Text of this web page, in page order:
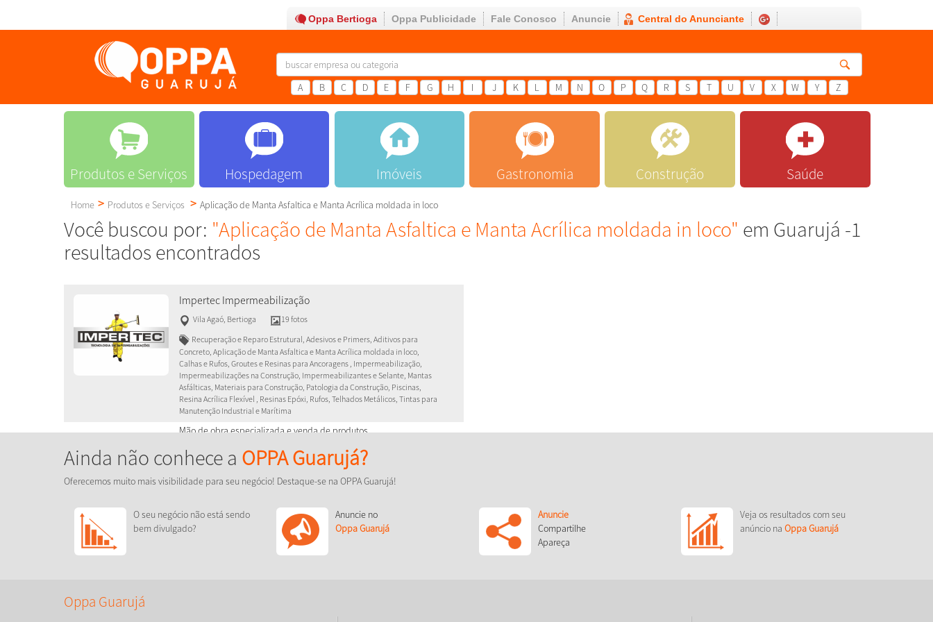
Oppa Bertioga Oppa Publicidade Fale Conosco Anuncie Central do Anunciante
A B C D E F G H I J K L M N O P Q R S T U V X W Y Z
Produtos e Serviços Hospedagem Imóveis Gastronomia Construção Saúde
Home Produtos e Serviços Aplicação de Manta Asfaltica e Manta Acrílica moldada in loco
Você buscou por: "Aplicação de Manta Asfaltica e Manta Acrílica moldada in loco" em Guarujá -1
resultados encontrados
Impertec Impermeabilização
Vila Agaó, Bertioga
19 fotos
Recuperação e Reparo Estrutural, Adesivos e Primers, Aditivos para
Concreto, Aplicação de Manta Asfaltica e Manta Acrílica moldada in loco,
Calhas e Rufos, Groutes e Resinas para Ancoragens , Impermeabilização,
Impermeabilizações na Construção, Impermeabilizantes e Selante, Mantas
Asfálticas, Materiais para Construção, Patologia da Construção, Piscinas,
Resina Acrílica Flexível , Resinas Epóxi, Rufos, Telhados Metálicos, Tintas para
Manutenção Industrial e Marítima
Mão de obra especializada e venda de produtos.
impermeabilização em geral, recuperação estrutural.
Ainda não conhece a OPPA Guarujá?
Oferecemos muito mais visibilidade para seu negócio! Destaque-se na OPPA Guarujá!
O seu negócio não está sendo
bem divulgado?
Anuncie no
Oppa Guarujá
Anuncie
Compartilhe
Apareça
Veja os resultados com seu
anúncio na Oppa Guarujá
Oppa Guarujá